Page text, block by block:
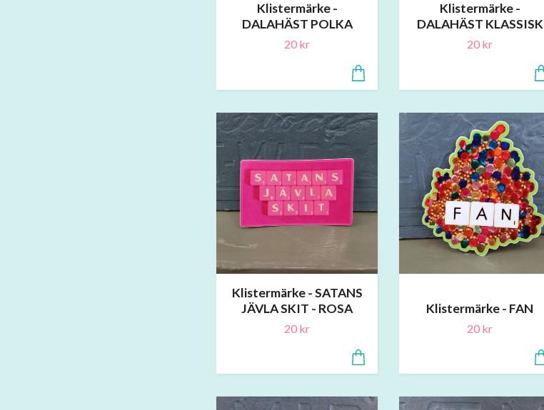
Klistermärke -
DALAHÄST POLKA
20 kr
Klistermärke -
DALAHÄST KLASSISK
20 kr
Klistermärke - SATANS
JÄVLA SKIT - ROSA
20 kr
Klistermärke - FAN
20 kr